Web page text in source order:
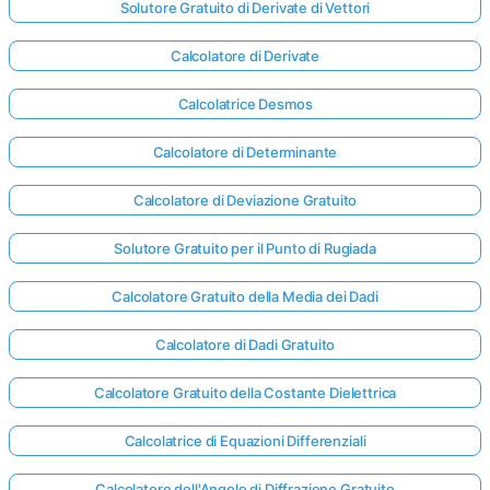
Solutore Gratuito di Derivate di Vettori
Calcolatore di Derivate
Calcolatrice Desmos
Calcolatore di Determinante
Calcolatore di Deviazione Gratuito
Solutore Gratuito per il Punto di Rugiada
Calcolatore Gratuito della Media dei Dadi
Calcolatore di Dadi Gratuito
Calcolatore Gratuito della Costante Dielettrica
Calcolatrice di Equazioni Differenziali